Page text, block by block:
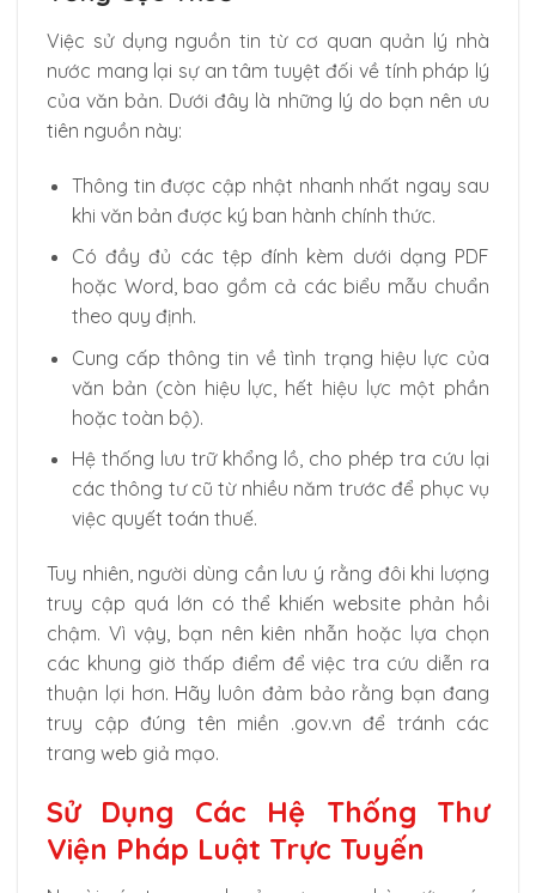
Việc sử dụng nguồn tin từ cơ quan quản lý nhà
nước mang lại sự an tâm tuyệt đối về tính pháp lý
của văn bản. Dưới đây là những lý do bạn nên ưu
tiên nguồn này:
Thông tin được cập nhật nhanh nhất ngay sau
khi văn bản được ký ban hành chính thức.
Có đầy đủ các tệp đính kèm dưới dạng PDF
hoặc Word, bao gồm cả các biểu mẫu chuẩn
theo quy định.
Cung cấp thông tin về tình trạng hiệu lực của
văn bản (còn hiệu lực, hết hiệu lực một phần
hoặc toàn bộ).
Hệ thống lưu trữ khổng lồ, cho phép tra cứu lại
các thông tư cũ từ nhiều năm trước để phục vụ
việc quyết toán thuế.
Tuy nhiên, người dùng cần lưu ý rằng đôi khi lượng
truy cập quá lớn có thể khiến website phản hồi
chậm. Vì vậy, bạn nên kiên nhẫn hoặc lựa chọn
các khung giờ thấp điểm để việc tra cứu diễn ra
thuận lợi hơn. Hãy luôn đảm bảo rằng bạn đang
truy cập đúng tên miền .gov.vn để tránh các
trang web giả mạo.
Sử Dụng Các Hệ Thống Thư
Viện Pháp Luật Trực Tuyến